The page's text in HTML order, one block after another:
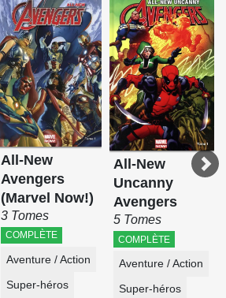
All-New
Avengers
(Marvel Now!)
3 Tomes
COMPLÈTE
Aventure / Action
Super-héros
All-New
Uncanny
Avengers
5 Tomes
COMPLÈTE
Aventure / Action
Super-héros